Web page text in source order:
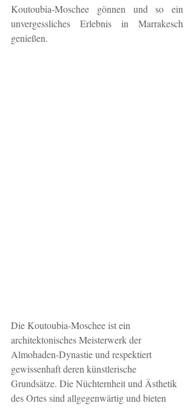
Koutoubia-Moschee gönnen und so ein
unvergessliches Erlebnis in Marrakesch
genießen.
Die Koutoubia-Moschee ist ein
architektonisches Meisterwerk der
Almohaden-Dynastie und respektiert
gewissenhaft deren künstlerische
Grundsätze. Die Nüchternheit und Ästhetik
des Ortes sind allgegenwärtig und bieten